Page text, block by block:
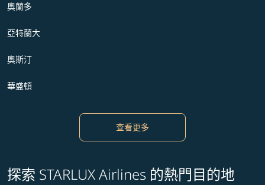
奧蘭多
亞特蘭大
奧斯汀
華盛頓
查看更多
探索 STARLUX Airlines 的熱門目的地